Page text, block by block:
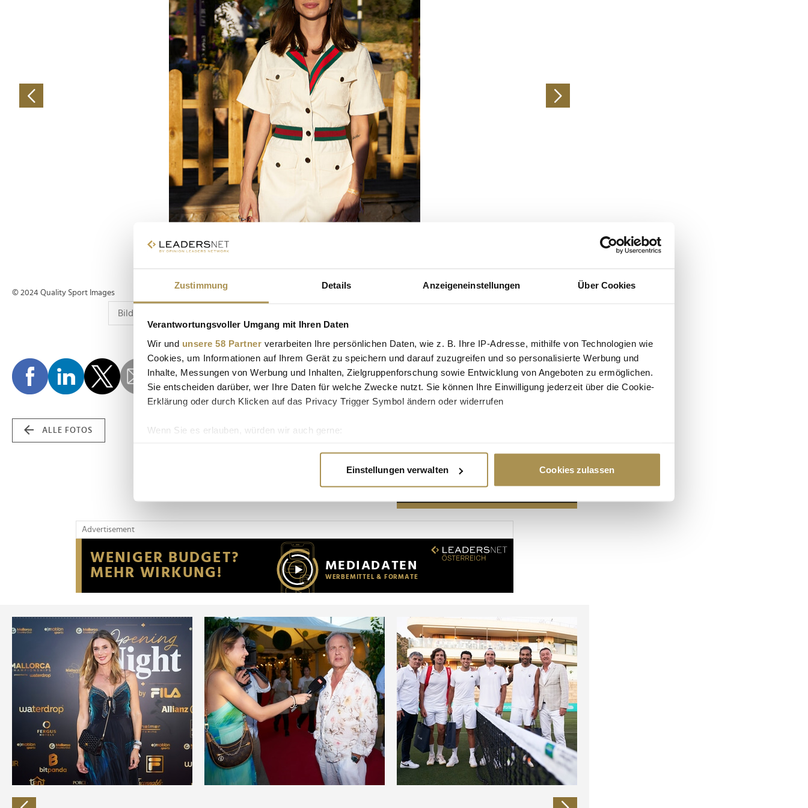
Zustimmung Details Anzeigeneinstellungen Über Cookies
Verantwortungsvoller Umgang mit Ihren Daten
Wir und unsere 58 Partner verarbeiten Ihre persönlichen Daten, wie z. B. Ihre IP-Adresse, mithilfe von Technologien wie
Cookies, um Informationen auf Ihrem Gerät zu speichern und darauf zuzugreifen und so personalisierte Werbung und
Inhalte, Messungen von Werbung und Inhalten, Zielgruppenforschung sowie Entwicklung von Angeboten zu ermöglichen.
Sie entscheiden darüber, wer Ihre Daten für welche Zwecke nutzt. Sie können Ihre Einwilligung jederzeit über die Cookie-
Erklärung oder durch Klicken auf das Privacy Trigger Symbol ändern oder widerrufen
Wenn Sie es erlauben, würden wir auch gerne:
Erfahren Sie mehr darüber, wie Ihre persönlichen Daten verarbeitet werden, und legen Sie Ihre Präferenzen im
Wir verwenden Cookies, um Inhalte und Anzeigen zu personalisieren, Funktionen für soziale Medien anbieten zu können
Website an unsere Partner für soziale Medien, Werbung und Analysen weiter. Unsere Partner führen diese Informationen
möglicherweise mit weiteren Daten zusammen, die Sie ihnen bereitgestellt haben oder die sie im Rahmen Ihrer Nutzung
der Dienste gesammelt haben.
Einstellungen verwalten Cookies zulassen
© 2024 Quality Sport Images
ALLE FOTOS
Advertisement
Advertisement